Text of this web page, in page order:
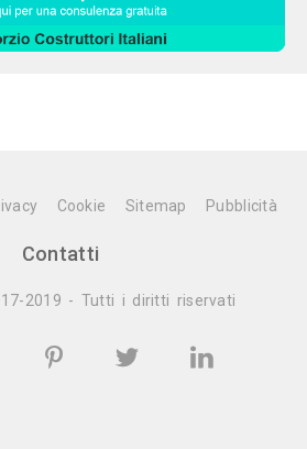
Cookie Sitemap Pubblicità
Contatti
2019 - Tutti i diritti riservati